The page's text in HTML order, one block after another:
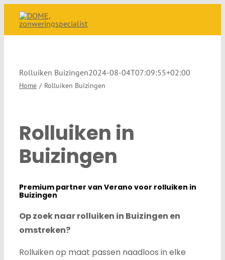
Rolluiken Buizingen2024-08-04T07:09:55+02:00
Home Rolluiken Buizingen
Rolluiken in
Buizingen
Premium partner van Verano voor rolluiken in
Buizingen
Op zoek naar rolluiken in Buizingen en
omstreken?
Rolluiken op maat passen naadloos in elke